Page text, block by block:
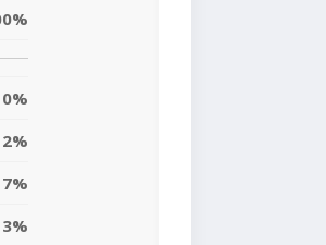
0%
2%
7%